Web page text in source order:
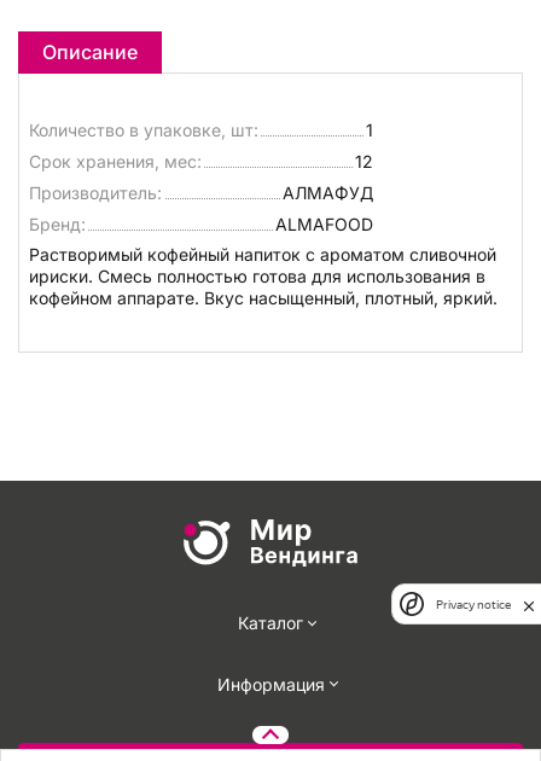
Описание
Количество в упаковке, шт:
1
Срок хранения, мес:
12
Производитель:
АЛМАФУД
Бренд:
ALMAFOOD
Растворимый кофейный напиток с ароматом сливочной
ириски. Смесь полностью готова для использования в
кофейном аппарате. Вкус насыщенный, плотный, яркий.
Каталог
Информация
Privacy notice